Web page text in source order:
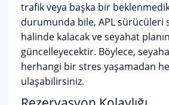
trafik veya başka bir
durumunda bile, APL sürücüleri
halinde kalacak ve seyahat
güncelleyecektir. Böylece,
herhangi bir stres yaşamadan
ulaşabilirsiniz.